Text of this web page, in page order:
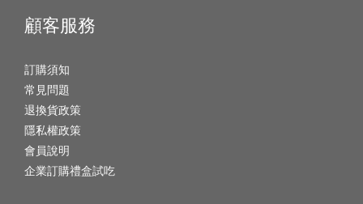
顧客服務
訂購須知
常見問題
退換貨政策
隱私權政策
會員說明
企業訂購禮盒試吃